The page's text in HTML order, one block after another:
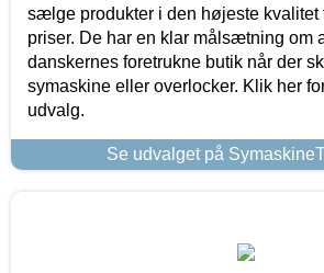
sælge produkter i den højeste kvalitet
priser. De har en klar målsætning om
danskernes foretrukne butik når der
symaskine eller overlocker. Klik her
udvalg.
Se udvalget på